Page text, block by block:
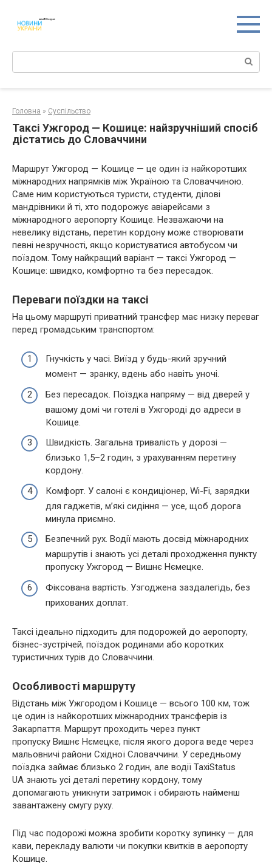
контенту
Поиск:
Головна » Суспільство
Таксі Ужгород — Кошице: найзручніший спосіб
дістатись до Словаччини
Маршрут Ужгород — Кошице — це один із найкоротших
міжнародних напрямків між Україною та Словаччиною.
Саме ним користуються туристи, студенти, ділові
мандрівники й ті, хто подорожує авіарейсами з
міжнародного аеропорту Кошице. Незважаючи на
невелику відстань, перетин кордону може створювати
певні незручності, якщо користуватися автобусом чи
поїздом. Тому найкращий варіант — таксі Ужгород —
Кошице: швидко, комфортно та без пересадок.
Переваги поїздки на таксі
На цьому маршруті приватний трансфер має низку переваг
перед громадським транспортом:
Гнучкість у часі. Виїзд у будь-який зручний
момент — зранку, вдень або навіть уночі.
Без пересадок. Поїздка напряму — від дверей у
вашому домі чи готелі в Ужгороді до адреси в
Кошице.
Швидкість. Загальна тривалість у дорозі —
близько 1,5–2 годин, з урахуванням перетину
кордону.
Комфорт. У салоні є кондиціонер, Wi-Fi, зарядки
для гаджетів, м’які сидіння — усе, щоб дорога
минула приємно.
Безпечний рух. Водії мають досвід міжнародних
маршрутів і знають усі деталі проходження пункту
пропуску Ужгород — Вишнє Нємецке.
Фіксована вартість. Узгоджена заздалегідь, без
прихованих доплат.
Таксі ідеально підходить для подорожей до аеропорту,
бізнес-зустрічей, поїздок родинами або коротких
туристичних турів до Словаччини.
Особливості маршруту
Відстань між Ужгородом і Кошице — всього 100 км, тож
це один із найкоротших міжнародних трансферів із
Закарпаття. Маршрут проходить через пункт
пропуску Вишнє Нємецке, після якого дорога веде через
мальовничі райони Східної Словаччини. У середньому
поїздка займає близько 2 годин, але водії TaxiStatus
UA знають усі деталі перетину кордону, тому
допомагають уникнути затримок і обирають найменш
завантажену смугу руху.
Під час подорожі можна зробити коротку зупинку — для
кави, перекладу валюти чи покупки квитків в аеропорту
Кошице.